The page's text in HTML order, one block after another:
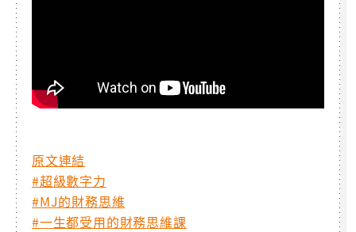
原文連結
#超級數字力
#MJ的財務思維
#一生都受用的財務思維課